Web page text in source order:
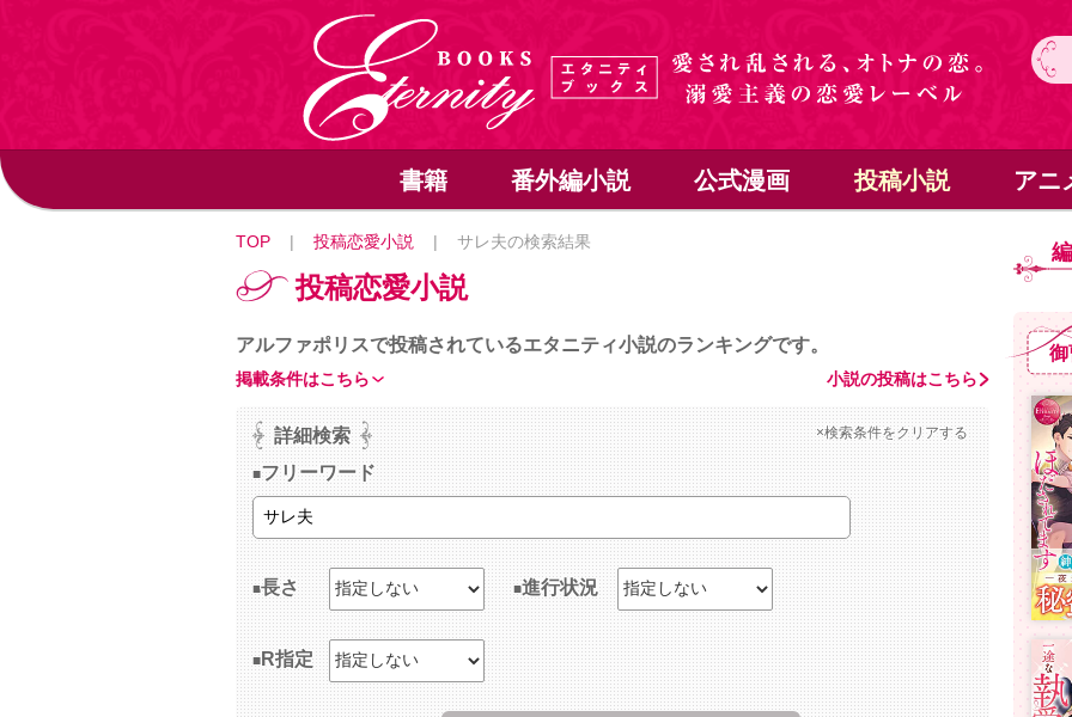
書籍 番外編小説 公式漫画 投稿小説 アニ
TOP | 投稿恋愛小説 | サレ夫の検索結果
投稿恋愛小説
アルファポリスで投稿されているエタニティ小説のランキングです。
小説の投稿はこちら
掲載条件はこちら
詳細検索 ×検索条件をクリアする
フリーワード
長さ 進行状況
R指定